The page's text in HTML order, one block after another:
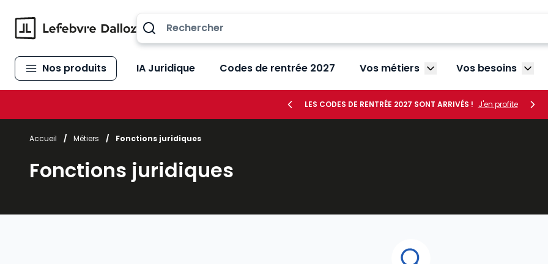
Nos produits IA Juridique Codes de rentrée 2027 Vos métiers Afficher le sous-menu
Vos besoins
LES CODES DE RENTRÉE 2027 SONT ARRIVÉS ! J'en profite
Accueil / Métiers / Fonctions juridiques
Fonctions juridiques